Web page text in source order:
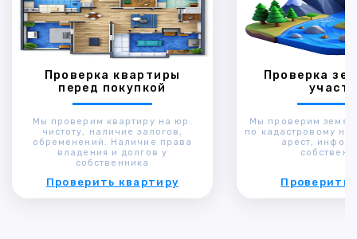
Проверка квартиры
перед покупкой
Мы проверим квартиру на юр.
чистоту, наличие залогов,
обременений. Наличие права
владения и долгов у
собственника
Проверить квартиру
Проверка
Мы проверим
по кадастровому
арест,
Проверить